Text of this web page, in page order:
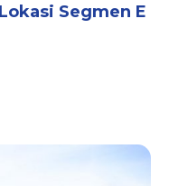
Segmen E